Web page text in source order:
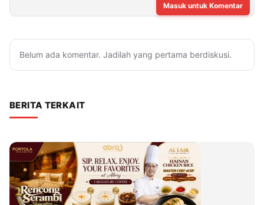
Masuk untuk Komentar
Belum ada komentar. Jadilah yang pertama berdiskusi.
BERITA TERKAIT